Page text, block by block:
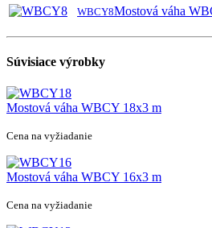
WBCY8Mostová váha
Súvisiace výrobky
Mostová váha WBCY 18x3 m
Cena na vyžiadanie
Mostová váha WBCY 16x3 m
Cena na vyžiadanie